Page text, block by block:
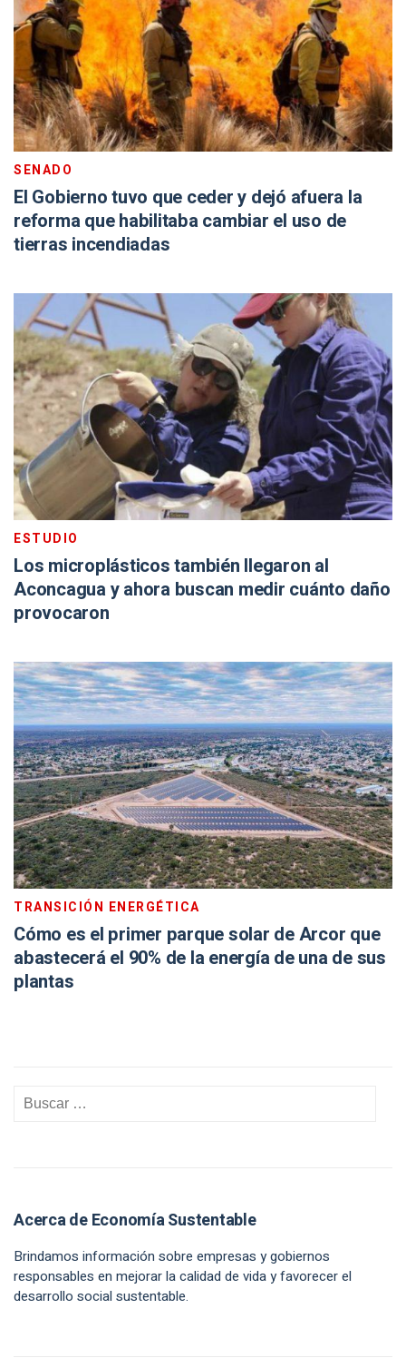
SENADO
El Gobierno tuvo que ceder y dejó afuera la
reforma que habilitaba cambiar el uso de
tierras incendiadas
ESTUDIO
Los microplásticos también llegaron al
Aconcagua y ahora buscan medir cuánto daño
provocaron
TRANSICIÓN ENERGÉTICA
Cómo es el primer parque solar de Arcor que
abastecerá el 90% de la energía de una de sus
plantas
Acerca de Economía Sustentable
Brindamos información sobre empresas y gobiernos
responsables en mejorar la calidad de vida y favorecer el
desarrollo social sustentable.